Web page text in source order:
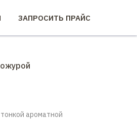
ЗАПРОСИТЬ ПРАЙС
ароматной